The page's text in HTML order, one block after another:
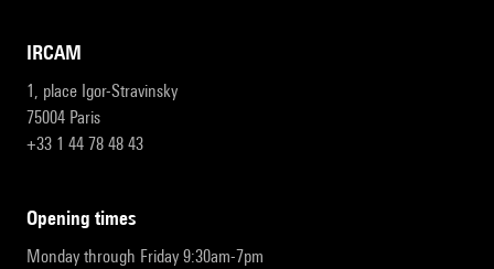
IRCAM
1, place Igor-Stravinsky
75004 Paris
+33 1 44 78 48 43
opening times
Monday through Friday 9:30am-7pm